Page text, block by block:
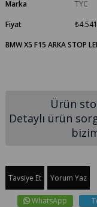
Marka
TYC
Fiyat
BMW X5 F15 ARKA STOP
Ürün
Detaylı ürün
Tavsiye Et Yorum Yaz
WhatsApp